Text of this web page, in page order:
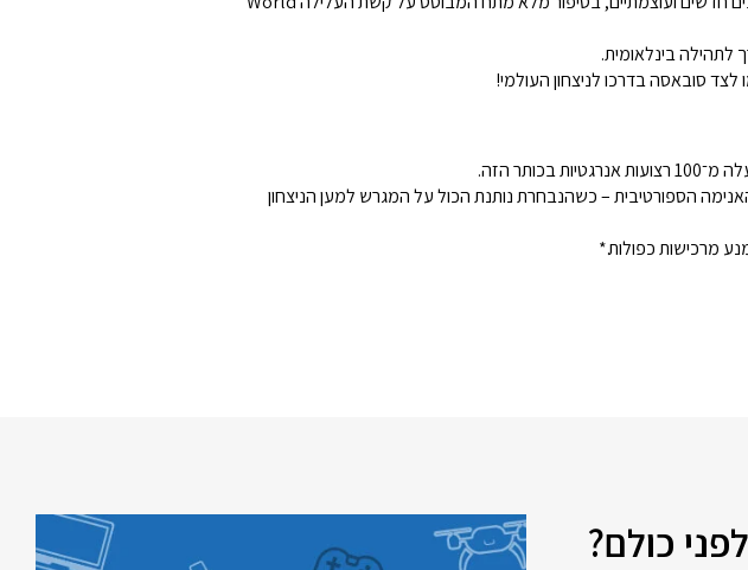
לתהילה בינלאומית.
הספורטיבית – כשהנבחרת נותנת הכול על המגרש למען הניצחון
מרכישות כפולות.*
כולם?